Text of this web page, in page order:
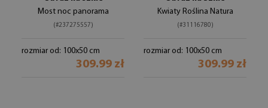
Most noc panorama
(#237275557)
rozmiar od: 100x50 cm
309.99 zł
Kwiaty Roślina Natura
(#31116780)
rozmiar od: 100x50 cm
309.99 zł